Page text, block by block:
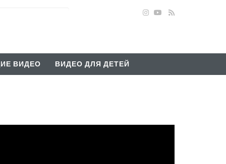
ВИДЕО ВИДЕО ДЛЯ ДЕТЕЙ